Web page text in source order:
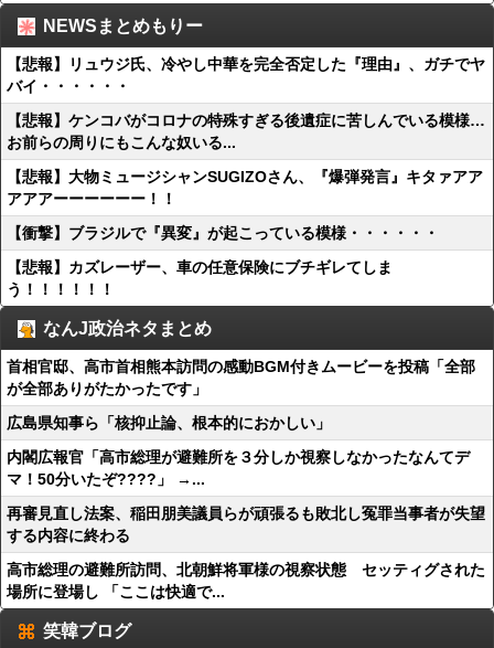
NEWSまとめもりー
【悲報】リュウジ氏、冷やし中華を完全否定した『理由』、ガチでヤ
バイ・・・・・・
【悲報】ケンコバがコロナの特殊すぎる後遺症に苦しんでいる模様…
お前らの周りにもこんな奴いる...
【悲報】大物ミュージシャンSUGIZOさん、『爆弾発言』キタァアア
アアアーーーーーー！！
【衝撃】ブラジルで『異変』が起こっている模様・・・・・・
【悲報】カズレーザー、車の任意保険にブチギレてしま
う！！！！！！
なんJ政治ネタまとめ
首相官邸、高市首相熊本訪問の感動BGM付きムービーを投稿「全部
が全部ありがたかったです」
広島県知事ら「核抑止論、根本的におかしい」
内閣広報官「高市総理が避難所を３分しか視察しなかったなんてデ
マ！50分いたぞ????」 →...
再審見直し法案、稲田朋美議員らが頑張るも敗北し冤罪当事者が失望
する内容に終わる
高市総理の避難所訪問、北朝鮮将軍様の視察状態 セッティグされた
場所に登場し 「ここは快適で...
笑韓ブログ